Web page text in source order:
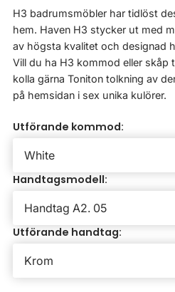
H3 badrumsmöbler har tidlöst
hem. Haven H3 stycker ut med
av högsta kvalitet och designad
Vill du ha H3 kommod eller skåp
kolla gärna Toniton tolkning av
på hemsidan i sex unika kulörer.
Utförande kommod:
Handtagsmodell:
Utförande handtag: